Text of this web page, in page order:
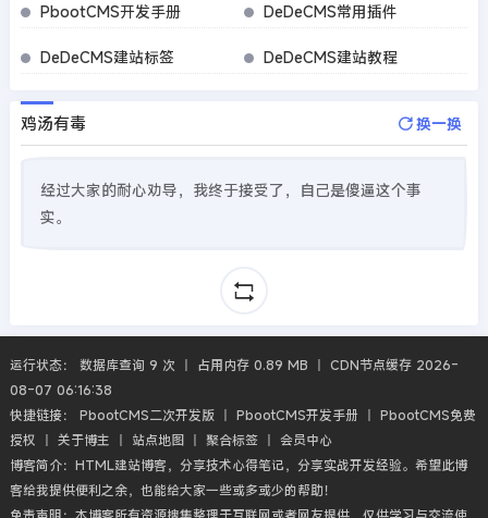
PbootCMS开发手册 DeDeCMS常用插件
DeDeCMS建站标签 DeDeCMS建站教程
鸡汤有毒 换一换
经过大家的耐心劝导，我终于接受了，自己是傻逼这个事
实。
运行状态： 数据库查询 9 次 丨 占用内存 0.89 MB 丨 CDN节点缓存 2026-
08-07 06:16:38
快捷链接： PbootCMS二次开发版丨 PbootCMS开发手册 丨 PbootCMS免费
授权 丨 关于博主 丨 站点地图丨 聚合标签丨 会员中心
博客简介：HTML建站博客，分享技术心得笔记，分享实战开发经验。希望此博
客给我提供便利之余，也能给大家一些或多或少的帮助！